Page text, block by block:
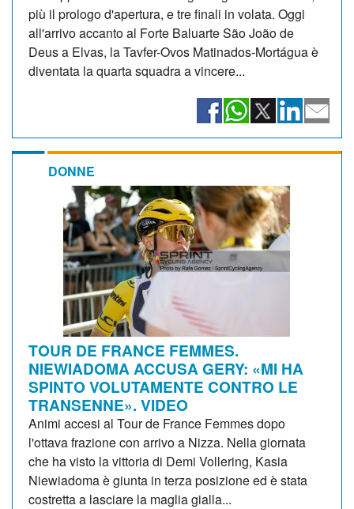
più il prologo d'apertura, e tre finali in volata. Oggi
all'arrivo accanto al Forte Baluarte São João de
Deus a Elvas, la Tavfer-Ovos Matinados-Mortágua è
diventata la quarta squadra a vincere...
DONNE
TOUR DE FRANCE FEMMES.
NIEWIADOMA ACCUSA GERY: «MI HA
SPINTO VOLUTAMENTE CONTRO LE
TRANSENNE». VIDEO
Animi accesi al Tour de France Femmes dopo
l'ottava frazione con arrivo a Nizza. Nella giornata
che ha visto la vittoria di Demi Vollering, Kasia
Niewiadoma è giunta in terza posizione ed è stata
costretta a lasciare la maglia gialla...